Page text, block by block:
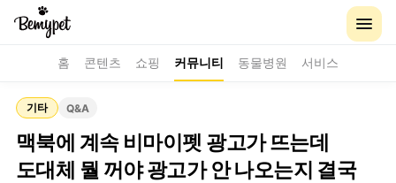
홈 콘텐츠 쇼핑 커뮤니티 동물병원 서비스
기타 Q&A
맥북에 계속 비마이펫 광고가 뜨는데
도대체 뭘 꺼야 광고가 안 나오는지 결국